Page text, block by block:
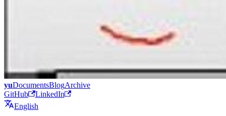
yuDocumentsBlogArchive
GitHub
LinkedIn
English